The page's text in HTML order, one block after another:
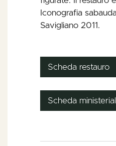
Iconografia
Savigliano 2011.
Scheda restauro
Scheda